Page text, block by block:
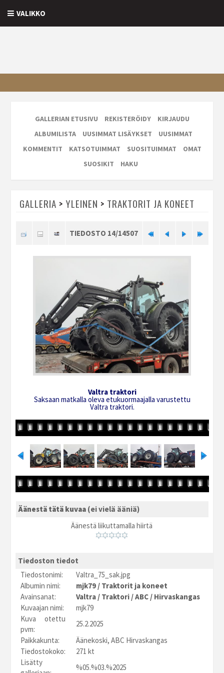
VALIKKO
GALLERIAN ETUSIVU REKISTERÖIDY
KIRJAUDU
ALBUMILISTA
UUSIMMAT LISÄYKSET
UUSIMMAT
KOMMENTIT
KATSOTUIMMAT SUOSITUIMMAT
OMAT
SUOSIKIT
HAKU
GALLERIA > YLEINEN > TRAKTORIT JA KONEET
TIEDOSTO 14/14507
Valtra traktori
Saksaan matkalla oleva etukuormaajalla varustettu
Valtra traktori.
Äänestä tätä kuvaa (ei vielä ääniä)
Äänestä liikuttamalla hiirtä
Tiedoston tiedot
Tiedostonimi:
Valtra_75_sak.jpg
Albumin nimi:
mjk79 / Traktorit ja koneet
Avainsanat:
Valtra / Traktori /ABC / Hirvaskangas
Kuvaajan nimi:
mjk79
Kuva otettu
pvm:
25.2.2025
Paikkakunta:
Äänekoski, ABC Hirvaskangas
Tiedostokoko:
271 kt
Lisätty
%05.%03.%2025